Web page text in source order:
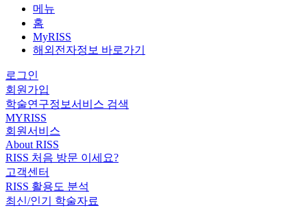
메뉴
홈
MyRISS
해외전자정보 바로가기
로그인
회원가입
학술연구정보서비스 검색
MYRISS
회원서비스
About RISS
RISS 처음 방문 이세요?
고객센터
RISS 활용도 분석
최신/인기 학술자료